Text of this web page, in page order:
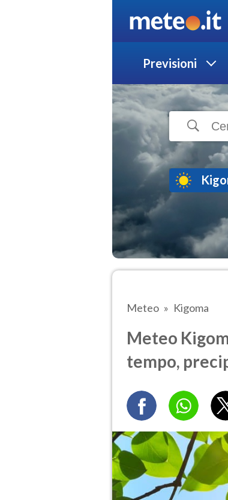
Previsioni
Meteo Kigoma
Meteo
tempo,